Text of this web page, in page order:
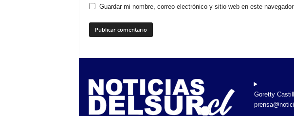
Guardar mi nombre, correo electrónico y sitio web en este
Goretty